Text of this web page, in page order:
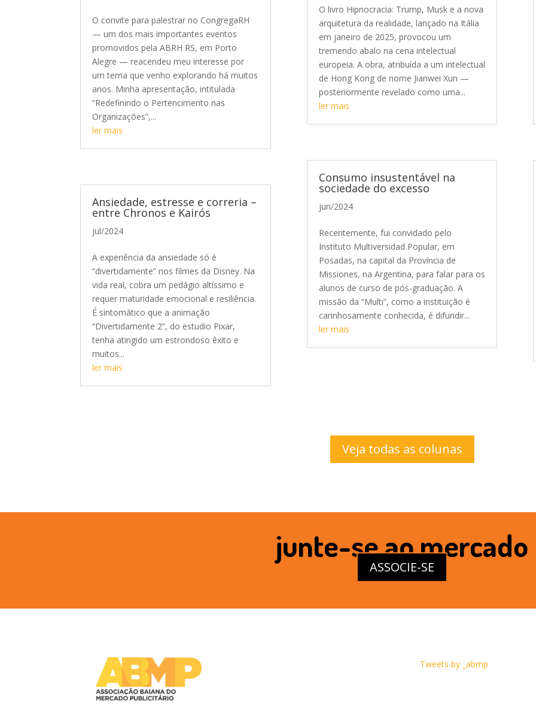
O convite para palestrar no CongregaRH
— um dos mais importantes eventos
promovidos pela ABRH RS, em Porto
Alegre — reacendeu meu interesse por
um tema que venho explorando há muitos
anos. Minha apresentação, intitulada
“Redefinindo o Pertencimento nas
Organizações”,...
ler mais
Ansiedade, estresse e correria –
entre Chronos e Kairós
jul/2024
A experiência da ansiedade só é
“divertidamente” nos filmes da Disney. Na
vida real, cobra um pedágio altíssimo e
requer maturidade emocional e resiliência.
É sintomático que a animação
“Divertidamente 2”, do estudio Pixar,
tenha atingido um estrondoso êxito e
muitos...
ler mais
O livro Hipnocracia: Trump, Musk e a nova
arquitetura da realidade, lançado na Itália
em janeiro de 2025, provocou um
tremendo abalo na cena intelectual
europeia. A obra, atribuída a um intelectual
de Hong Kong de nome Jianwei Xun —
posteriormente revelado como uma...
ler mais
Consumo insustentável na
sociedade do excesso
jun/2024
Recentemente, fui convidado pelo
Instituto Multiversidad Popular, em
Posadas, na capital da Província de
Missiones, na Argentina, para falar para os
alunos de curso de pós-graduação. A
missão da “Multi”, como a instituição é
carinhosamente conhecida, é difundir...
ler mais
Veja todas as colunas
junte-se ao mercado
ASSOCIE-SE
Tweets by _abmp